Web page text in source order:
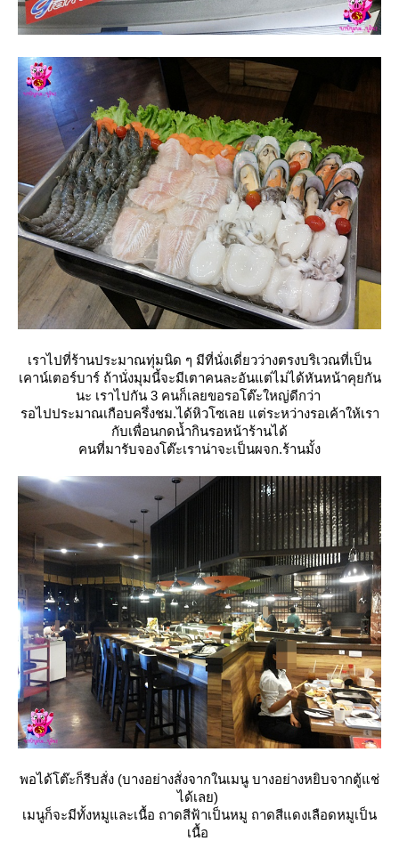
เราไปที่ร้านประมาณทุ่มนิด ๆ มีที่นั่งเดี่ยวว่างตรงบริเวณที่เป็น
เคาน์เตอร์บาร์ ถ้านั่งมุมนี้จะมีเตาคนละอันแต่ไม่ได้หันหน้าคุยกัน
นะ เราไปกัน 3 คนก็เลยขอรอโต๊ะใหญ่ดีกว่า
รอไปประมาณเกือบครึ่งชม.ได้หิวโซเลย แต่ระหว่างรอเค้าให้เรา
กับเพื่อนกดน้ำกินรอหน้าร้านได้
คนที่มารับจองโต๊ะเราน่าจะเป็นผจก.ร้านมั้ง
พอได้โต๊ะก็รีบสั่ง (บางอย่างสั่งจากในเมนู บางอย่างหยิบจากตู้แช่
ได้เลย)
เมนูก็จะมีทั้งหมูและเนื้อ ถาดสีฟ้าเป็นหมู ถาดสีแดงเลือดหมูเป็น
เนื้อ